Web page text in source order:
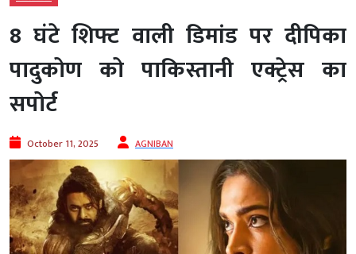
8 घंटे शिफ्ट वाली डिमांड पर दीपिका
पादुकोण को पाकिस्तानी एक्ट्रेस का
सपोर्ट
October 11, 2025 AGNIBAN